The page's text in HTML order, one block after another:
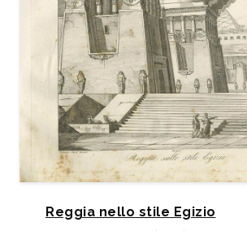
Reggia nello stile Egizio